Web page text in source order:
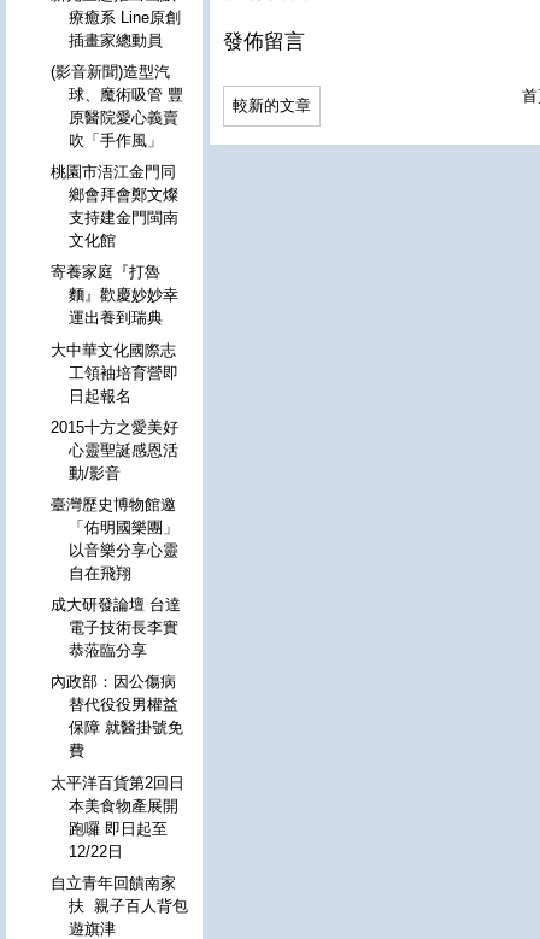
發佈留言
較新的文章
療癒系 Line原創
插畫家總動員
(影音新聞)造型汽
球、魔術吸管 豐
原醫院愛心義賣
吹「手作風」
桃園市浯江金門同
鄉會拜會鄭文燦
支持建金門閩南
文化館
寄養家庭『打魯
麵』歡慶妙妙幸
運出養到瑞典
大中華文化國際志
工領袖培育營即
日起報名
2015十方之愛美好
心靈聖誕感恩活
動/影音
臺灣歷史博物館邀
「佑明國樂團」
以音樂分享心靈
自在飛翔
成大研發論壇 台達
電子技術長李實
恭蒞臨分享
內政部：因公傷病
替代役役男權益
保障 就醫掛號免
費
太平洋百貨第2回日
本美食物產展開
跑囉 即日起至
12/22日
自立青年回饋南家
扶 親子百人背包
遊旗津